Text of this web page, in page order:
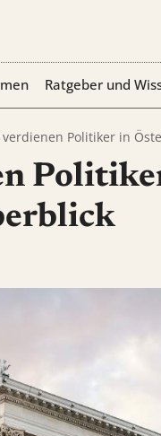
Ratgeber und
verdienen Politiker in